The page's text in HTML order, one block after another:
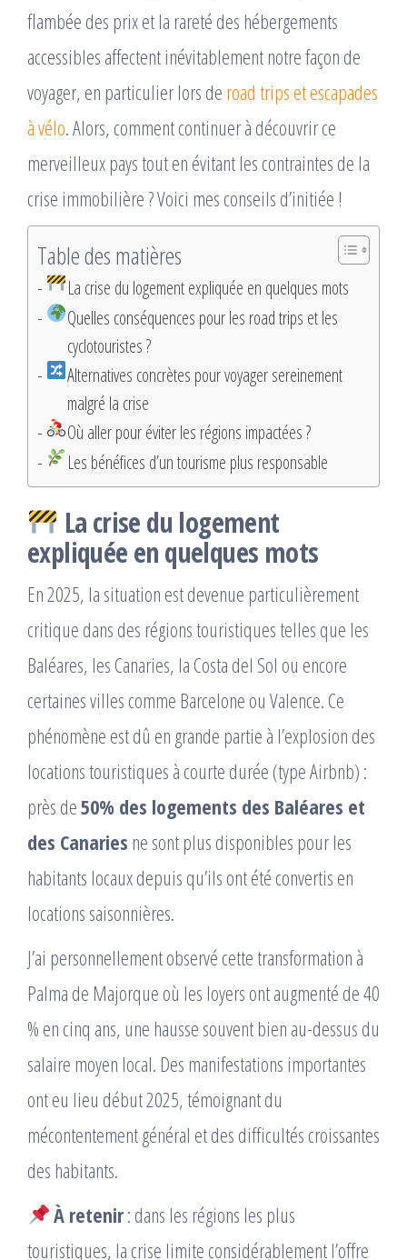
flambée des prix et la rareté des hébergements
accessibles affectent inévitablement notre façon de
voyager, en particulier lors de road trips et escapades
à vélo. Alors, comment continuer à découvrir ce
merveilleux pays tout en évitant les contraintes de la
crise immobilière ? Voici mes conseils d’initiée !
Table des matières
La crise du logement expliquée en quelques mots
Quelles conséquences pour les road trips et les
cyclotouristes ?
Alternatives concrètes pour voyager sereinement
malgré la crise
Où aller pour éviter les régions impactées ?
Les bénéfices d’un tourisme plus responsable
La crise du logement
expliquée en quelques mots
En 2025, la situation est devenue particulièrement
critique dans des régions touristiques telles que les
Baléares, les Canaries, la Costa del Sol ou encore
certaines villes comme Barcelone ou Valence. Ce
phénomène est dû en grande partie à l’explosion des
locations touristiques à courte durée (type Airbnb) :
près de50% des logements des Baléares et
des Canaries ne sont plus disponibles pour les
habitants locaux depuis qu’ils ont été convertis en
locations saisonnières.
J’ai personnellement observé cette transformation à
Palma de Majorque où les loyers ont augmenté de 40
% en cinq ans, une hausse souvent bien au-dessus du
salaire moyen local. Des manifestations importantes
ont eu lieu début 2025, témoignant du
mécontentement général et des difficultés croissantes
des habitants.
À retenir: dans les régions les plus
touristiques, la crise limite considérablement l’offre